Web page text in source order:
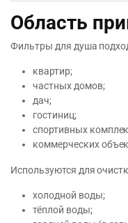
Область
Фильтры для душа
квартир;
частных домов;
дач;
гостиниц;
спортивных
коммерческих
Используются для
холодной воды;
тёплой воды;